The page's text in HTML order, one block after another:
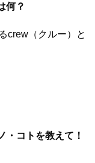
何？
crew（クルー）と
・コトを教えて！